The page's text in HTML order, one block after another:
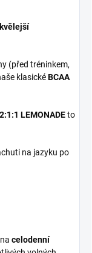
(před tréninkem,
klasickéBCAA
LEMONADEto
na jazyku po
celodenní